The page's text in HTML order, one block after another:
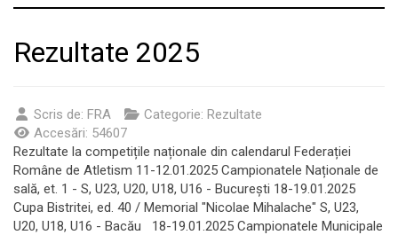
Rezultate 2025
Scris de: FRA Categorie: Rezultate
Accesări: 54607
Rezultate la competițile naționale din calendarul Federației
Române de Atletism 11-12.01.2025 Campionatele Naționale de
sală, et. 1 - S, U23, U20, U18, U16 - București 18-19.01.2025
Cupa Bistritei, ed. 40 / Memorial "Nicolae Mihalache" S, U23,
U20, U18, U16 - Bacău 18-19.01.2025 Campionatele Municipale